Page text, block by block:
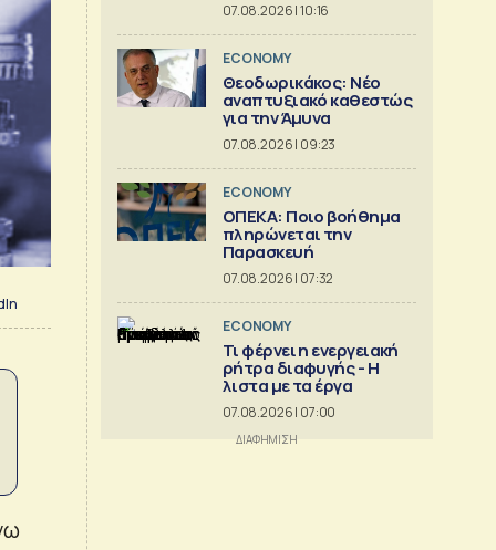
07.08.2026 | 10:16
ECONOMY
Θεοδωρικάκος: Νέο
αναπτυξιακό καθεστώς
για την Άμυνα
07.08.2026 | 09:23
ECONOMY
ΟΠΕΚΑ: Ποιο βοήθημα
πληρώνεται την
Παρασκευή
07.08.2026 | 07:32
ECONOMY
Τι φέρνει η ενεργειακή
ρήτρα διαφυγής - Η
λιστα με τα έργα
07.08.2026 | 07:00